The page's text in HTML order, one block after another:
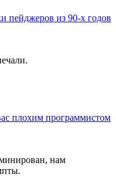
пейджеров из 90-х годов
плохим программистом
нам